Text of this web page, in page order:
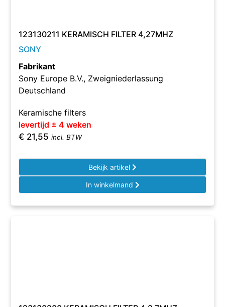
123130211 KERAMISCH FILTER 4,27MHZ
SONY
Fabrikant
Sony Europe B.V., Zweigniederlassung
Deutschland
Keramische filters
levertijd ± 4 weken
€ 21,55 incl. BTW
Bekijk artikel
In winkelmand